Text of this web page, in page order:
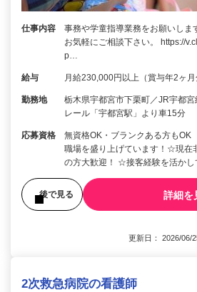
仕事内容
事務や学童指導業務をお願いしま
お気軽にご相談下さい。 https://
p…
給与 月給230,000円以上（賞与年2ヶ月
勤務地
栃木県宇都宮市下栗町／JR宇都
レール「宇都宮駅」より車15分
応募資格
無資格OK・ブランクある方も
職場を盛り上げています！☆現在
の方大歓迎！ ☆接客経験を活か
後で見る 詳細を
更新日： 2026/
2次救急病院の看護師